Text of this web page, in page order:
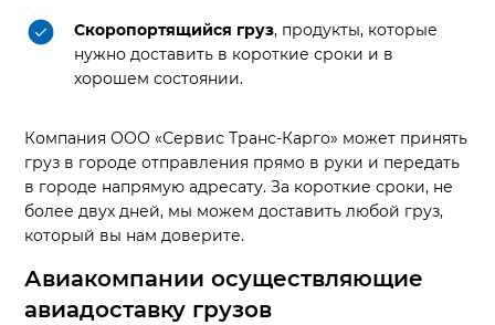
Скоропортящийся груз, продукты, которые
нужно доставить в короткие сроки и в
хорошем состоянии.
Компания ООО «Сервис Транс-Карго» может принять
груз в городе отправления прямо в руки и передать
в городе напрямую адресату. За короткие сроки, не
более двух дней, мы можем доставить любой груз,
который вы нам доверите.
Авиакомпании осуществляющие
авиадоставку грузов